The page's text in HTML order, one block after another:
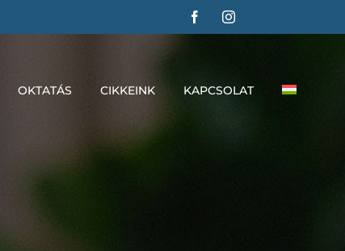
OKTATÁS CIKKEINK KAPCSOLAT